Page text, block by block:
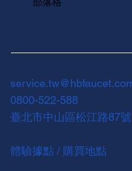
0800-522-588
臺北市中山區松江路87
體驗據點 / 購買地點